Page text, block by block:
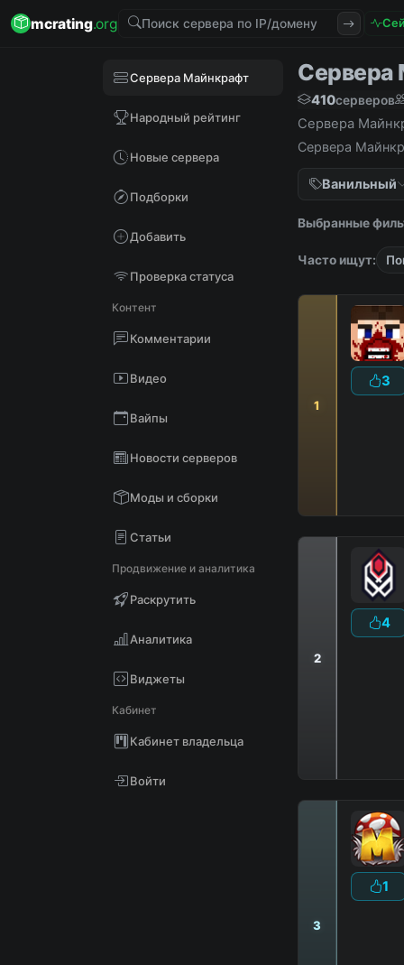
mcrating.org
Сервера Майнкрафт
Народный рейтинг
Новые сервера
Подборки
Добавить
Проверка статуса
Контент
Комментарии
Видео
Вайпы
Новости серверов
Моды и сборки
Статьи
Продвижение и аналитика
Раскрутить
Аналитика
Виджеты
Кабинет
Кабинет владельца
Войти
Сервера
410серверов
Сервера
Сервера
Ванильный
Выбранные
Часто ищут:
1
3
2
4
3
1